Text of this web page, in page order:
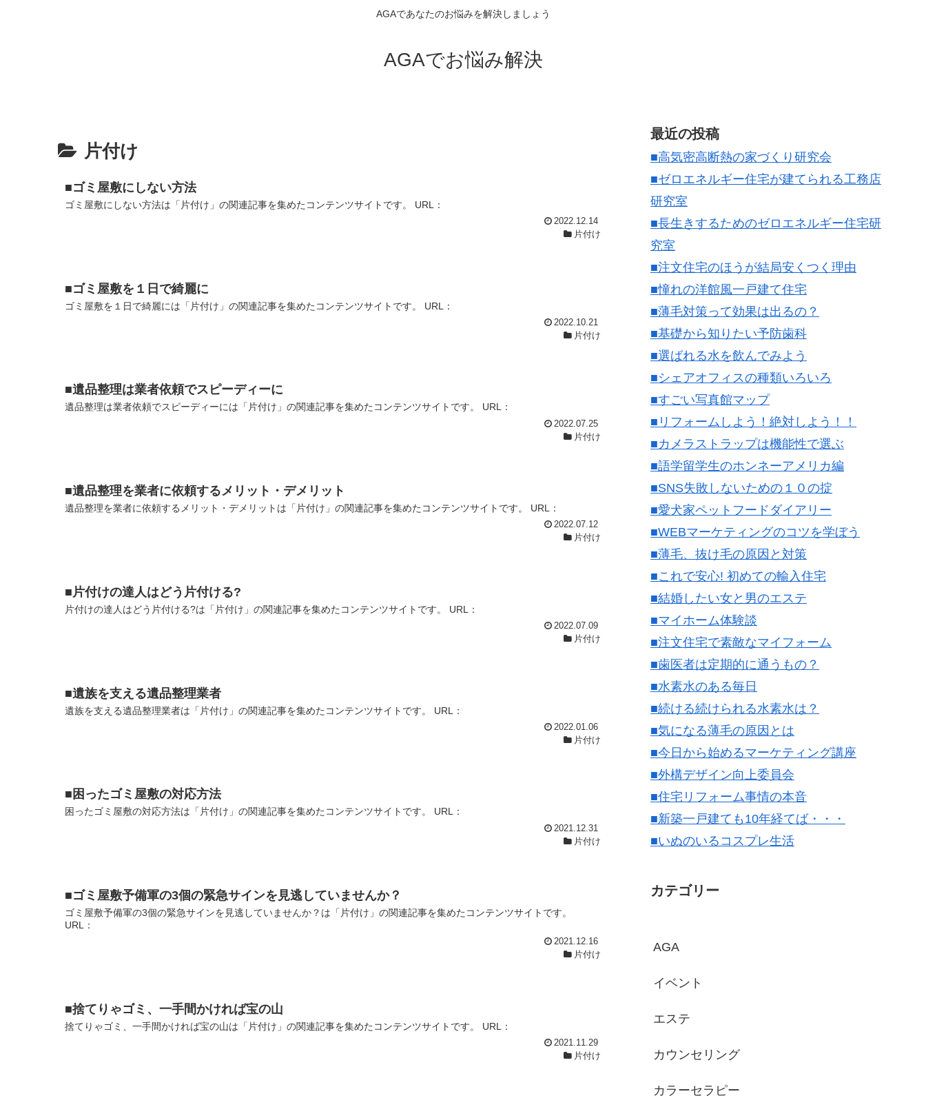
AGAであなたのお悩みを解決しましょう
AGAでお悩み解決
片付け
■ゴミ屋敷にしない方法
ゴミ屋敷にしない方法は「片付け」の関連記事を集めたコンテンツサイトです。 URL：
2022.12.14
片付け
■ゴミ屋敷を１日で綺麗に
ゴミ屋敷を１日で綺麗には「片付け」の関連記事を集めたコンテンツサイトです。 URL：
2022.10.21
片付け
■遺品整理は業者依頼でスピーディーに
遺品整理は業者依頼でスピーディーには「片付け」の関連記事を集めたコンテンツサイトです。 URL：
2022.07.25
片付け
■遺品整理を業者に依頼するメリット・デメリット
遺品整理を業者に依頼するメリット・デメリットは「片付け」の関連記事を集めたコンテンツサイトです。 URL：
2022.07.12
片付け
■片付けの達人はどう片付ける?
片付けの達人はどう片付ける?は「片付け」の関連記事を集めたコンテンツサイトです。 URL：
2022.07.09
片付け
■遺族を支える遺品整理業者
遺族を支える遺品整理業者は「片付け」の関連記事を集めたコンテンツサイトです。 URL：
2022.01.06
片付け
■困ったゴミ屋敷の対応方法
困ったゴミ屋敷の対応方法は「片付け」の関連記事を集めたコンテンツサイトです。 URL：
2021.12.31
片付け
■ゴミ屋敷予備軍の3個の緊急サインを見逃していませんか？
ゴミ屋敷予備軍の3個の緊急サインを見逃していませんか？は「片付け」の関連記事を集めたコンテンツサイトです。
URL：
2021.12.16
片付け
■捨てりゃゴミ、一手間かければ宝の山
捨てりゃゴミ、一手間かければ宝の山は「片付け」の関連記事を集めたコンテンツサイトです。 URL：
2021.11.29
片付け
最近の投稿
■高気密高断熱の家づくり研究会
■ゼロエネルギー住宅が建てられる工務店
研究室
■長生きするためのゼロエネルギー住宅研
究室
■注文住宅のほうが結局安くつく理由
■憧れの洋館風一戸建て住宅
■薄毛対策って効果は出るの？
■基礎から知りたい予防歯科
■選ばれる水を飲んでみよう
■シェアオフィスの種類いろいろ
■すごい写真館マップ
■リフォームしよう！絶対しよう！！
■カメラストラップは機能性で選ぶ
■語学留学生のホンネーアメリカ編
■SNS失敗しないための１０の掟
■愛犬家ペットフードダイアリー
■WEBマーケティングのコツを学ぼう
■薄毛、抜け毛の原因と対策
■これで安心! 初めての輸入住宅
■結婚したい女と男のエステ
■マイホーム体験談
■注文住宅で素敵なマイフォーム
■歯医者は定期的に通うもの？
■水素水のある毎日
■続ける続けられる水素水は？
■気になる薄毛の原因とは
■今日から始めるマーケティング講座
■外構デザイン向上委員会
■住宅リフォーム事情の本音
■新築一戸建ても10年経てば・・・
■いぬのいるコスプレ生活
カテゴリー
AGA
イベント
エステ
カウンセリング
カラーセラピー